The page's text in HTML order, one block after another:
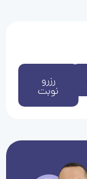
رزرو
نوبت